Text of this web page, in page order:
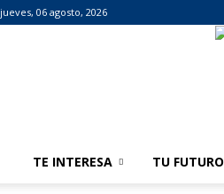
jueves, 06 agosto, 2026
TE INTERESA TU FUTURO